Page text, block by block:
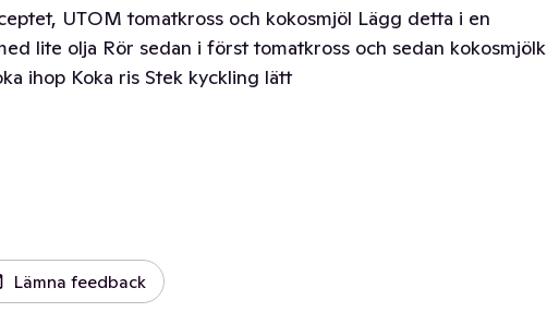
UTOM tomatkross och kokosmjöl Lägg detta i en
lite olja Rör sedan i först tomatkross och sedan kokosmjölk
ihop Koka ris Stek kyckling lätt
Lämna feedback